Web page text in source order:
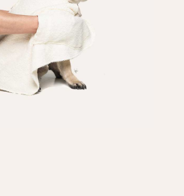
Оплата и доставка
Программа лояльности
О Нас
Оптовым клиентам